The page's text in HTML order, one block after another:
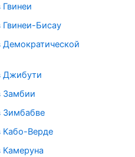
Гвинеи-Бисау
Демократической
Джибути
Замбии
Зимбабве
Кабо-Верде
Камеруна